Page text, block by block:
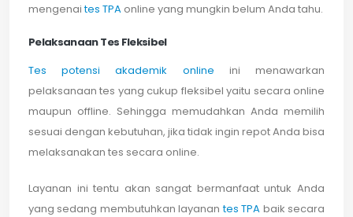
mengenaites TPA online yang mungkin belum Anda tahu.
Pelaksanaan Tes Fleksibel
Tes potensi akademik online ini menawarkan
pelaksanaan tes yang cukup fleksibel yaitu secara online
maupun offline. Sehingga memudahkan Anda memilih
sesuai dengan kebutuhan, jika tidak ingin repot Anda bisa
melaksanakan tes secara online.
Layanan ini tentu akan sangat bermanfaat untuk Anda
yang sedang membutuhkan layanantes TPA baik secara